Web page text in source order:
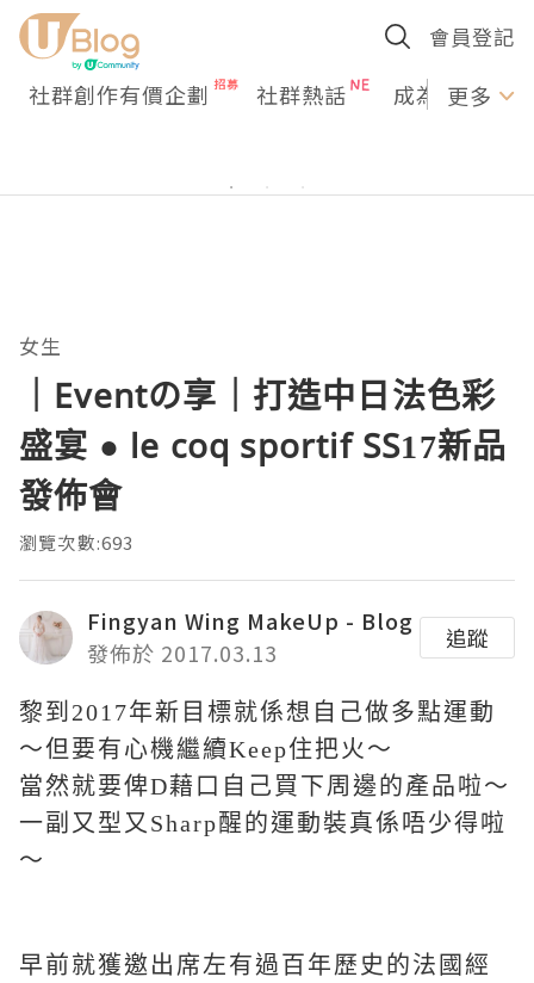
會員登記
社群創作有價企劃 社群熱話 成為U更多
女生
｜Eventの享｜打造中日法色彩
盛宴 ● le coq sportif SS17新品
發佈會
瀏覽次數:693
Fingyan Wing MakeUp - Blog
發佈於 2017.03.13
追蹤
黎到2017年新目標就係想自己做多點運動
～但要有心機繼續Keep住把火～
當然就要俾D藉口自己買下周邊的產品啦～
一副又型又Sharp醒的運動裝真係唔少得啦
～
早前就獲邀出席左有過百年歷史的法國經